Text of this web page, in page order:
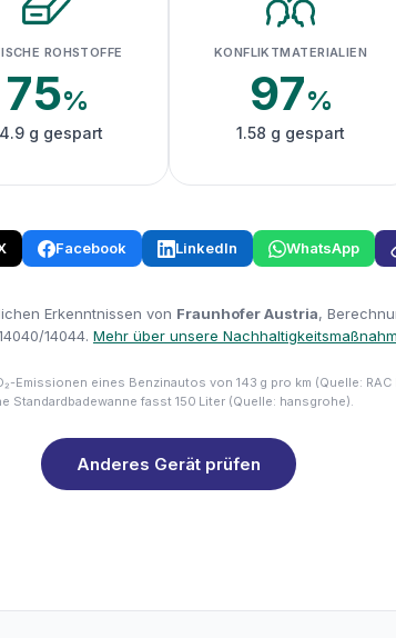
ROHSTOFFE
75%
g gespart
KONFLIKTMATERIALIEN
97%
1.58 g gespart
Facebook LinkedIn WhatsApp
Erkenntnissen von Fraunhofer Austria,
14044. Mehr über unsere
Emissionen eines Benzinautos von 143 g pro km (Quelle: RAC
Standardbadewanne fasst 150 Liter (Quelle: hansgrohe).
Anderes Gerät prüfen